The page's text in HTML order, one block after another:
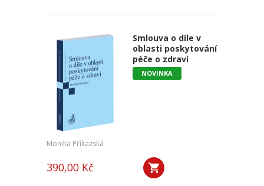
Smlouva o díle v
oblasti poskytování
péče o zdraví
NOVINKA
Monika Příkazská
390,00 Kč